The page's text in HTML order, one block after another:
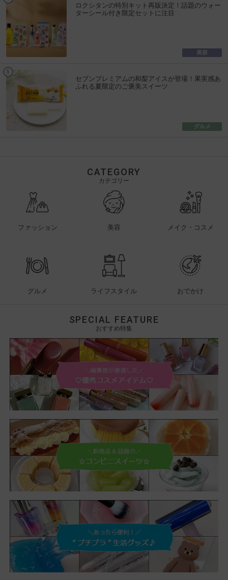
ロクシタンの特別キット再販決定！話題のウォー
ターシール付き限定セットに注目
美容
セブンプレミアムの和梨アイスが登場！果実感あ
ふれる夏限定のご褒美スイーツ
グルメ
CATEGORY
カテゴリー
ファッション 美容 メイク・コスメ
グルメ ライフスタイル おでかけ
SPECIAL FEATURE
おすすめ特集